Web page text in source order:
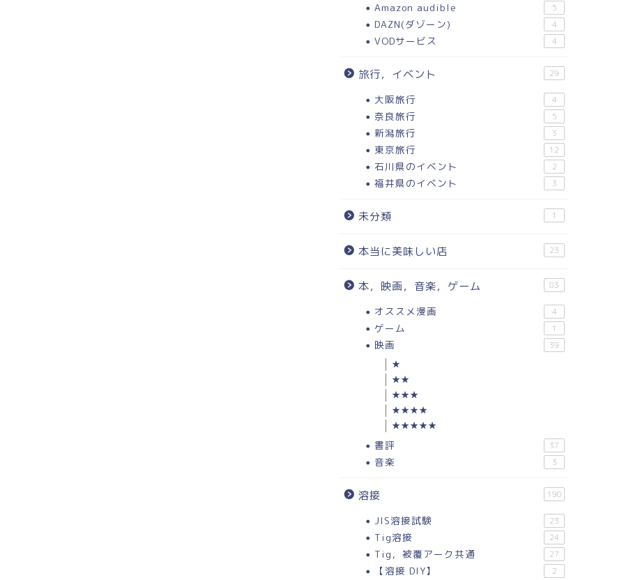
Amazon audible 5
DAZN(ダゾーン) 4
VODサービス 4
旅行，イベント 29
大阪旅行 4
奈良旅行 5
新潟旅行 3
東京旅行 12
石川県のイベント 2
福井県のイベント 3
未分類 1
本当に美味しい店 23
本，映画，音楽，ゲーム 83
オススメ漫画 4
ゲーム 1
映画 39
★
★★
★★★
★★★★
★★★★★
書評 37
音楽 3
溶接 190
JIS溶接試験 23
Tig溶接 24
Tig，被覆アーク共通 27
【溶接 DIY】 2